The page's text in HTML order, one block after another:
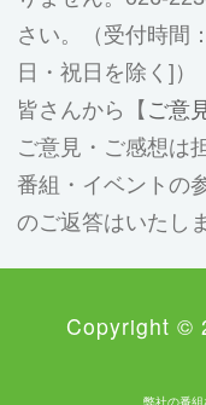
さい。（受付時間
日・祝日を除く]）
皆さんから【 ご意
ご意見・ご感想は
番組・イベントの
のご返答はいたし
Copyright ©